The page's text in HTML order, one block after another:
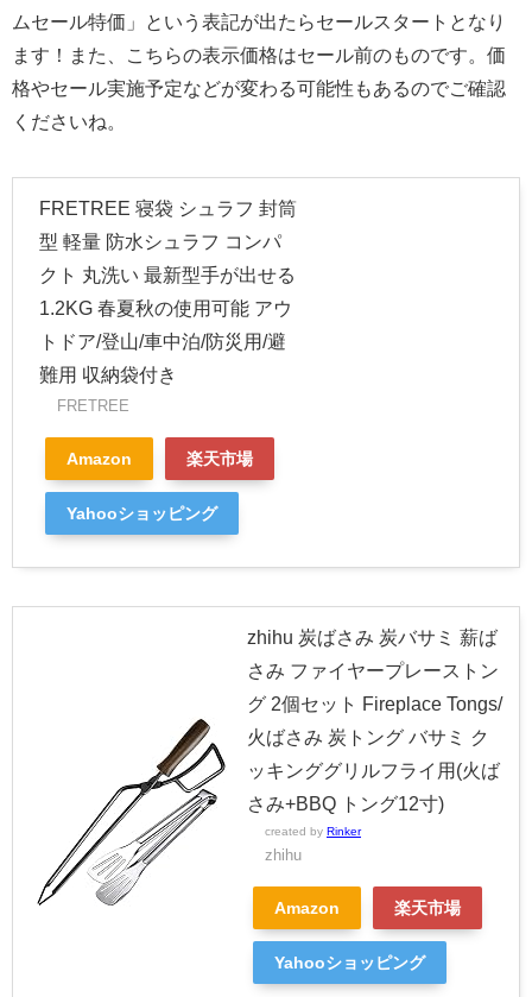
ムセール特価」という表記が出たらセールスタートとなり
ます！また、こちらの表示価格はセール前のものです。価
格やセール実施予定などが変わる可能性もあるのでご確認
くださいね。
FRETREE 寝袋 シュラフ 封筒
型 軽量 防水シュラフ コンパ
クト 丸洗い 最新型手が出せる
1.2KG 春夏秋の使用可能 アウ
トドア/登山/車中泊/防災用/避
難用 収納袋付き
FRETREE
Amazon 楽天市場
Yahooショッピング
zhihu 炭ばさみ 炭バサミ 薪ば
さみ ファイヤープレーストン
グ 2個セット Fireplace Tongs/
火ばさみ 炭トング バサミ ク
ッキンググリルフライ用(火ば
さみ+BBQ トング12寸)
created by Rinker
zhihu
Amazon 楽天市場
Yahooショッピング